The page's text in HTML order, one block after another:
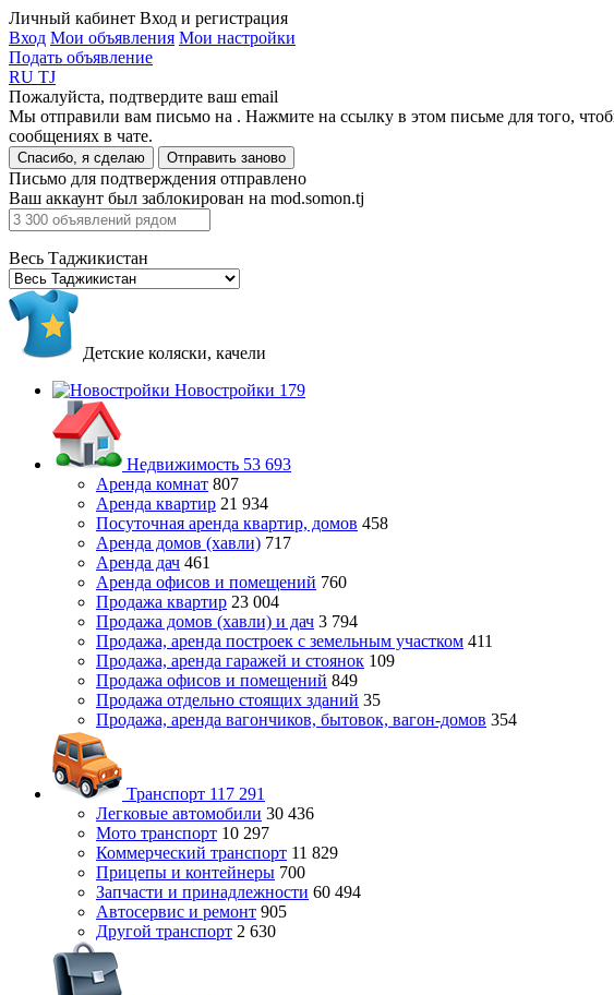
Личный кабинет Вход и регистрация
Вход Мои объявления Мои настройки
Подать объявление
RU TJ
Пожалуйста, подтвердите ваш email
Мы отправили вам письмо на . Нажмите на ссылку в этом письме для того,
сообщениях в чате.
Спасибо, я сделаю Отправить заново
Письмо для подтверждения отправлено
Ваш аккаунт был заблокирован на mod.somon.tj
Весь Таджикистан
Детские коляски, качели
Новостройки 179
Недвижимость 53 693
Аренда комнат 807
Аренда квартир 21 934
Посуточная аренда квартир, домов 458
Аренда домов (хавли) 717
Аренда дач 461
Аренда офисов и помещений 760
Продажа квартир 23 004
Продажа домов (хавли) и дач 3 794
Продажа, аренда построек с земельным участком 411
Продажа, аренда гаражей и стоянок 109
Продажа офисов и помещений 849
Продажа отдельно стоящих зданий 35
Продажа, аренда вагончиков, бытовок, вагон-домов 354
Транспорт 117 291
Легковые автомобили 30 436
Мото транспорт 10 297
Коммерческий транспорт 11 829
Прицепы и контейнеры 700
Запчасти и принадлежности 60 494
Автосервис и ремонт 905
Другой транспорт 2 630